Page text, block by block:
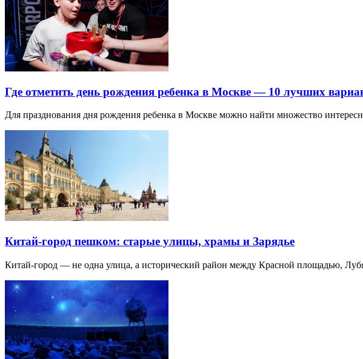
Где отметить день рождения ребенка в Москве — 10 лучших
Для празднования дня рождения ребенка в Москве можно найти множество
Китай-город пешком: старые улицы, храмы и Зарядье
Китай-город — не одна улица, а исторический район между Красной площадью,